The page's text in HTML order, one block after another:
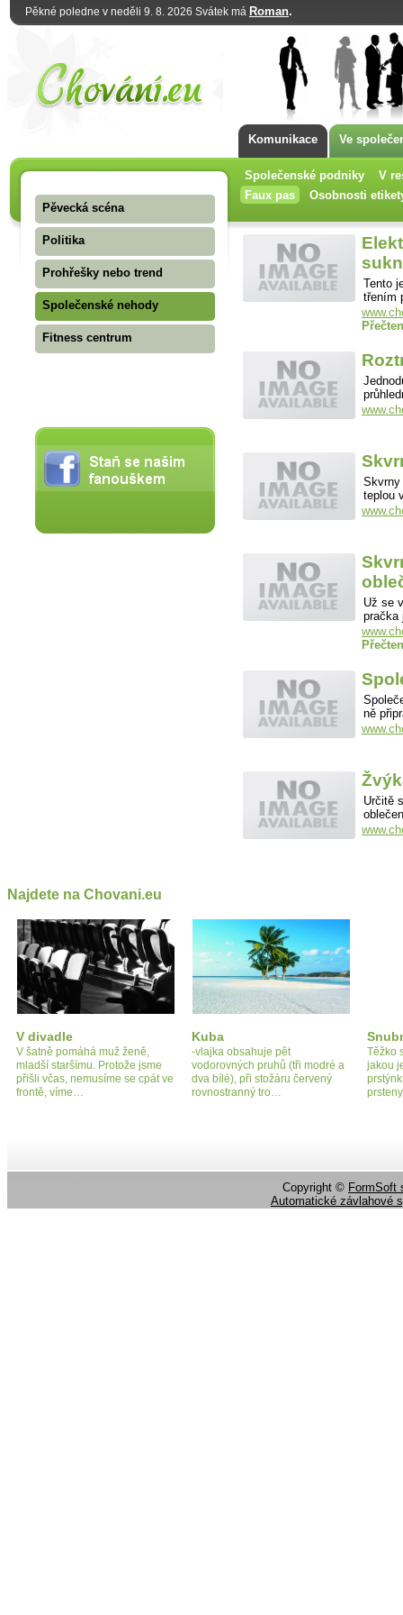
Pěkné poledne v neděli 9. 8. 2026 Svátek má Roman.
Komunikace Ve
Společenské podniky
V
Faux pas
Osobnosti
Pěvecká scéna
Politika
Prohřešky nebo trend
Společenské nehody
Fitness centrum
Tento
třením
Skvrny
teplou
Už se
pračka
ně
Určitě
Najdete na Chovani.eu
V divadle
V šatně pomáhá muž ženě,
mladší staršímu. Protože jsme
přišli včas, nemusíme se cpát ve
frontě, víme…
Kuba
-vlajka obsahuje pět
vodorovných pruhů (tři modré a
dva bílé), při stožáru červený
rovnostranný tro…
Těžko
jakou
Copyright © FormSoft
Automatické závlahové